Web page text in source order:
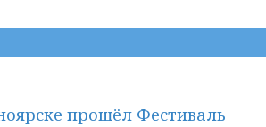
прошёл Фестиваль